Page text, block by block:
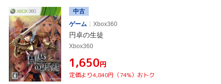
中古
ゲーム
Xbox360
円卓の生徒
Xbox360
¥1,650円
定価より4,840円（74%）おトク